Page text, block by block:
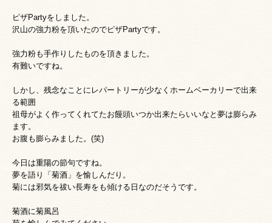
ピザPartyをしました。
沢山の強力粉を頂いたのでピザPartyです。
強力粉も手作りしたものを頂きました。
有難いですね。
しかし、残念なことにレパートリーが少なくホームベーカリーで出来
る範囲
祖母がよく作ってくれてたお饅頭いつか出来たらいいなと夢は膨らみ
ます。
お腹も膨らみました。(笑)
今日は重陽の節句ですね。
夢を語り「菊酒」を愉しんだり。
菊には邪気を祓い長寿をも傾ける日なのだそうです。
菊酒に菊風呂